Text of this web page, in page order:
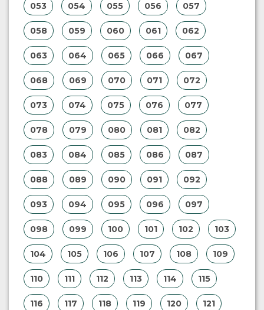
053 054 055 056 057
058 059 060 061 062
063 064 065 066 067
068 069 070 071 072
073 074 075 076 077
078 079 080 081 082
083 084 085 086 087
088 089 090 091 092
093 094 095 096 097
098 099 100 101 102 103
104 105 106 107 108 109
110 111 112 113 114 115
116 117 118 119 120 121